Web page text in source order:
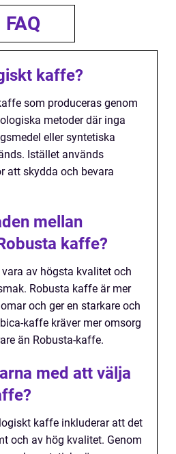
FAQ
kaffe?
som produceras genom
metoder där inga
eller syntetiska
Istället används
att skydda och bevara
mellan
kaffe?
av högsta kvalitet och
Robusta kaffe är mer
och ger en starkare och
kaffe kräver mer omsorg
än Robusta-kaffe.
med att välja
kaffe inkluderar att det
och av hög kvalitet. Genom